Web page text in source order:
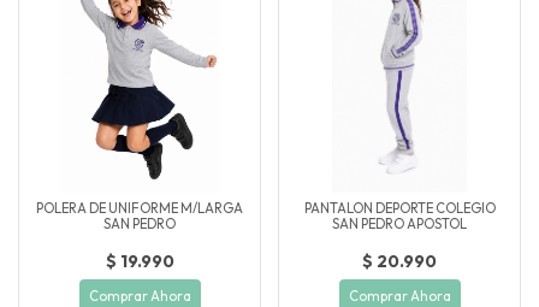
POLERA DE UNIFORME M/LARGA
SAN PEDRO
$ 19.990
Comprar Ahora
PANTALON DEPORTE COLEGIO
SAN PEDRO APOSTOL
$ 20.990
Comprar Ahora